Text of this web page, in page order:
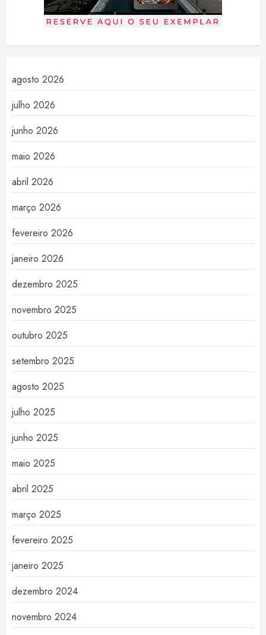
agosto 2026
julho 2026
junho 2026
maio 2026
abril 2026
março 2026
fevereiro 2026
janeiro 2026
dezembro 2025
novembro 2025
outubro 2025
setembro 2025
agosto 2025
julho 2025
junho 2025
maio 2025
abril 2025
março 2025
fevereiro 2025
janeiro 2025
dezembro 2024
novembro 2024